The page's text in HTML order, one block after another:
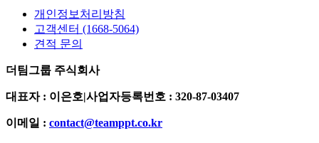
개인정보처리방침
고객센터 (1668-5064)
견적 문의
더팀그룹 주식회사
대표자 : 이은호|사업자등록번호 : 320-87-03407
이메일 : contact@teamppt.co.kr